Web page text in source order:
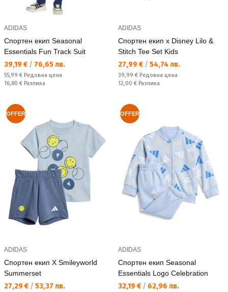
ADIDAS
Спортен екип Seasonal
Essentials Fun Track Suit
Текуща цена:
39,19 € / 76,65 лв.
Редовна цена:
55,99 € Редовна цена
Спестявате:
16,80 € Разлика
ADIDAS
Спортен екип x Disney Lilo &
Stitch Tee Set Kids
Текуща цена:
27,99 € / 54,74 лв.
Редовна цена:
39,99 € Редовна цена
Спестявате:
12,00 € Разлика
OFFER
ADIDAS
Спортен екип X Smileyworld
Summerset
Текуща цена:
27,29 € / 53,37 лв.
OFFER
ADIDAS
Спортен екип Seasonal
Essentials Logo Celebration
Текуща цена:
32,19 € / 62,96 лв.